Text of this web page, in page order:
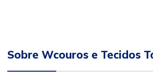
Sobre Wcouros e Tecidos